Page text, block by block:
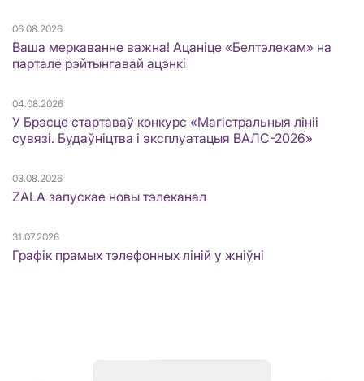
06.08.2026
Ваша меркаванне важна! Ацаніце «Белтэлекам» на
партале рэйтынгавай ацэнкі
04.08.2026
У Брэсце стартаваў конкурс «Магістральныя лініі
сувязі. Будаўніцтва і эксплуатацыя ВАЛС-2026»
03.08.2026
ZALA запускае новы тэлеканал
31.07.2026
Графік прамых тэлефонных ліній у жніўні